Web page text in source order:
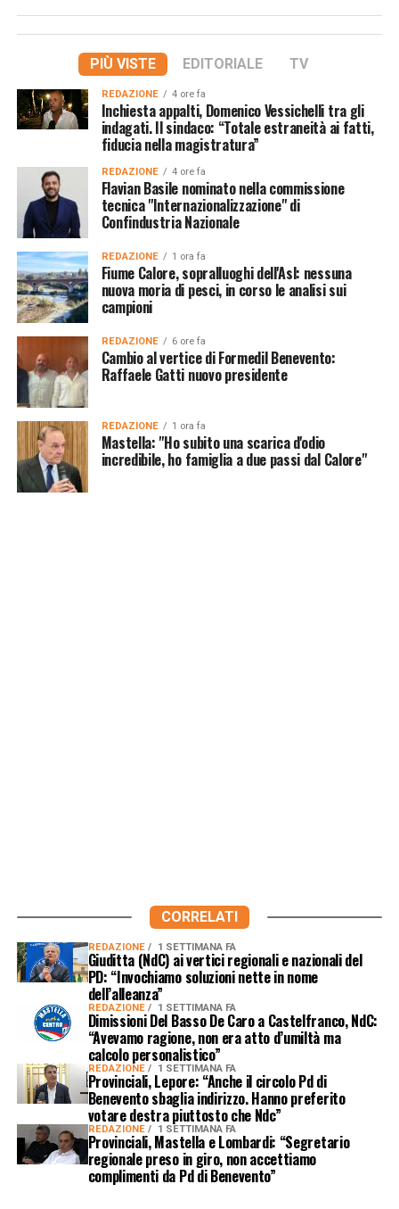
PIÙ VISTE EDITORIALE TV
REDAZIONE 4 ore fa
Inchiesta appalti, Domenico Vessichelli tra gli
indagati. Il sindaco: “Totale estraneità ai fatti,
fiducia nella magistratura”
REDAZIONE 4 ore fa
Flavian Basile nominato nella commissione
tecnica "Internazionalizzazione" di
Confindustria Nazionale
REDAZIONE 1 ora fa
Fiume Calore, sopralluoghi dell'Asl: nessuna
nuova moria di pesci, in corso le analisi sui
campioni
REDAZIONE 6 ore fa
Cambio al vertice di Formedil Benevento:
Raffaele Gatti nuovo presidente
REDAZIONE 1 ora fa
Mastella: "Ho subito una scarica d'odio
incredibile, ho famiglia a due passi dal Calore"
CORRELATI
REDAZIONE 1 SETTIMANA FA
Giuditta (NdC) ai vertici regionali e nazionali del
PD: “Invochiamo soluzioni nette in nome
dell’alleanza”
REDAZIONE 1 SETTIMANA FA
Dimissioni Del Basso De Caro a Castelfranco, NdC:
“Avevamo ragione, non era atto d’umiltà ma
calcolo personalistico”
REDAZIONE 1 SETTIMANA FA
Provinciali, Lepore: “Anche il circolo Pd di
Benevento sbaglia indirizzo. Hanno preferito
votare destra piuttosto che Ndc”
REDAZIONE 1 SETTIMANA FA
Provinciali, Mastella e Lombardi: “Segretario
regionale preso in giro, non accettiamo
complimenti da Pd di Benevento”